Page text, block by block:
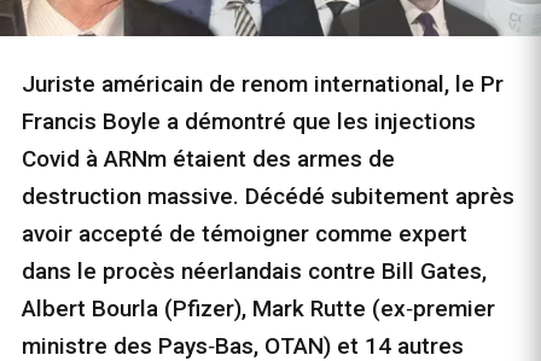
Juriste américain de renom international, le Pr
Francis Boyle a démontré que les injections
Covid à ARNm étaient des armes de
destruction massive. Décédé subitement après
avoir accepté de témoigner comme expert
dans le procès néerlandais contre Bill Gates,
Albert Bourla (Pfizer), Mark Rutte (ex‑premier
ministre des Pays‑Bas, OTAN) et 14 autres